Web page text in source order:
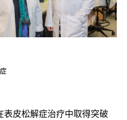
表皮松解症治疗中取得突破